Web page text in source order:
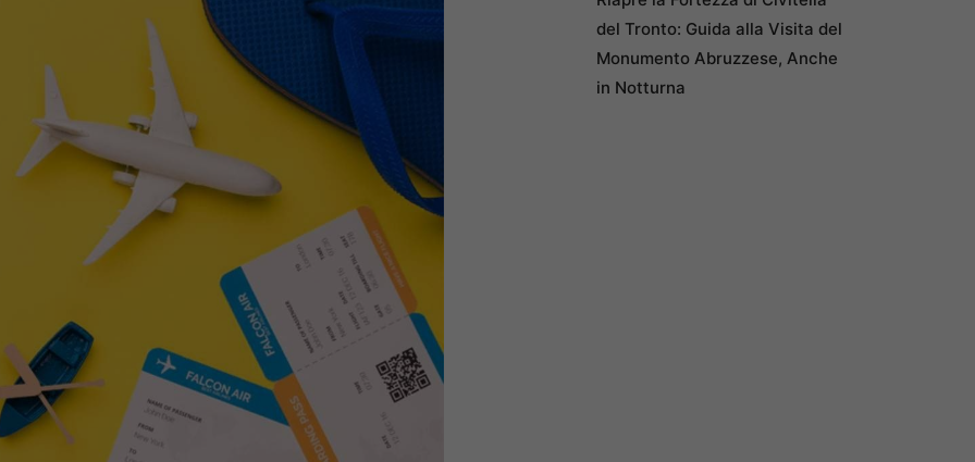
del Tronto: Guida alla Visita del
Monumento Abruzzese, Anche
in Notturna